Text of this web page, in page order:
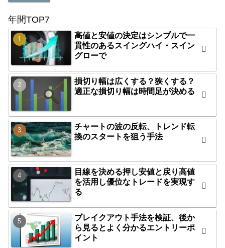
年間TOP7
高値と安値の決定はシンプルで一
貫性のあるスイングハイ・スイン
グローで
損切り幅は広くする？狭くする？
適正な損切り幅は時間足が決める
チャートの波の反転、トレンド転
換のスタートを狙う手法
目線を決める押し安値と戻り高値
を活用し優位なトレードを実現す
る
ブレイクアウト手法を検証、後か
ら見るとよく分かるエントリーポ
イント